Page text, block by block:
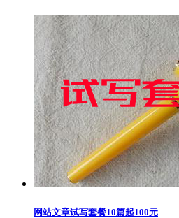
网站文章试写套餐10篇起100元